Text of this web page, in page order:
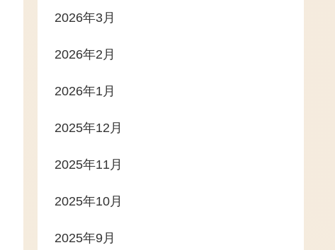
2026年3月
2026年2月
2026年1月
2025年12月
2025年11月
2025年10月
2025年9月